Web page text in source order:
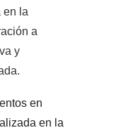
en la
a
y
en
en la